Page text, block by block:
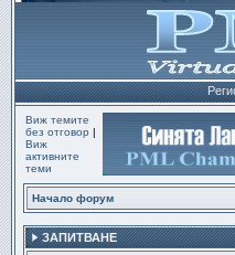
Виж темите
без отговор |
Виж
активните
теми
Начало форум
ЗАПИТВАНЕ